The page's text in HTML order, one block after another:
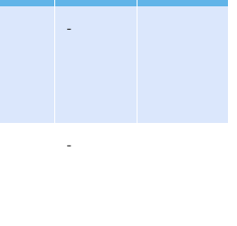
-
-